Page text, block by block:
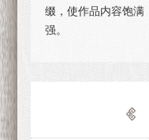
缀，使作品内容饱满
强。